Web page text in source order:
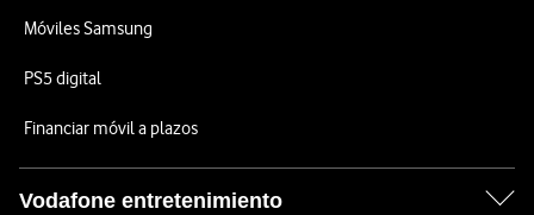
Móviles Samsung
PS5 digital
Financiar móvil a plazos
Vodafone entretenimiento